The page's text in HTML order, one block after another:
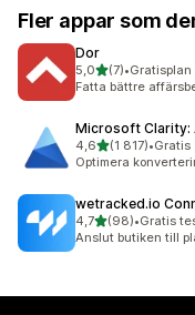
Fler appar som
Dor
5,0av 5 stjärnor
(7)
7 recensioner totalt
•
Fatta bättre
Microsoft Clarity:
4,6av 5 stjärnor
(1 817)
1817 recensioner
•Gratis
Optimera
wetracked.io
4,7av 5 stjärnor
(98)
98 recensioner
•Gratis
Anslut butiken till